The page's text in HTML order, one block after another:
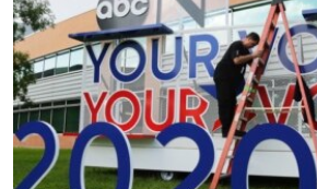
ອິດສະຫຼະພາບດ້ານການຂ່າວ
ຊີວິດຊາວລາວ
ຊຸມຊົນຊາວລາວ
ວິທະຍາສາດ-ເທັກໂນໂລຈີ
ທຸລະກິດ